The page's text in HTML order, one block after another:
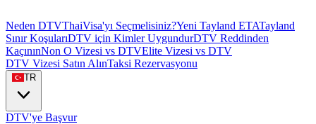
Neden DTVThaiVisa'yı Seçmelisiniz?Yeni Tayland ETATayland
Sınır KoşularıDTV için Kimler UygundurDTV Reddinden
KaçınınNon O Vizesi vs DTVElite Vizesi vs DTV
DTV Vizesi Satın AlınTaksi Rezervasyonu
TR
DTV'ye Başvur